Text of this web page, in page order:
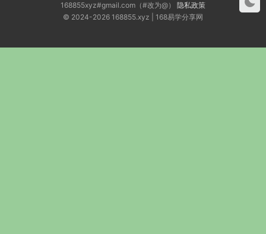
168855xyz#gmail.com（#改为@） 隐私政策
© 2024-2026 168855.xyz | 168易学分享网